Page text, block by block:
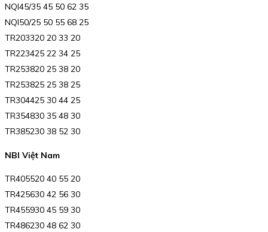
NQI45/35 45 50 62 35
NQI50/25 50 55 68 25
TR203320 20 33 20
TR223425 22 34 25
TR253820 25 38 20
TR253825 25 38 25
TR304425 30 44 25
TR354830 35 48 30
TR385230 38 52 30
NBI Việt Nam
TR405520 40 55 20
TR425630 42 56 30
TR455930 45 59 30
TR486230 48 62 30